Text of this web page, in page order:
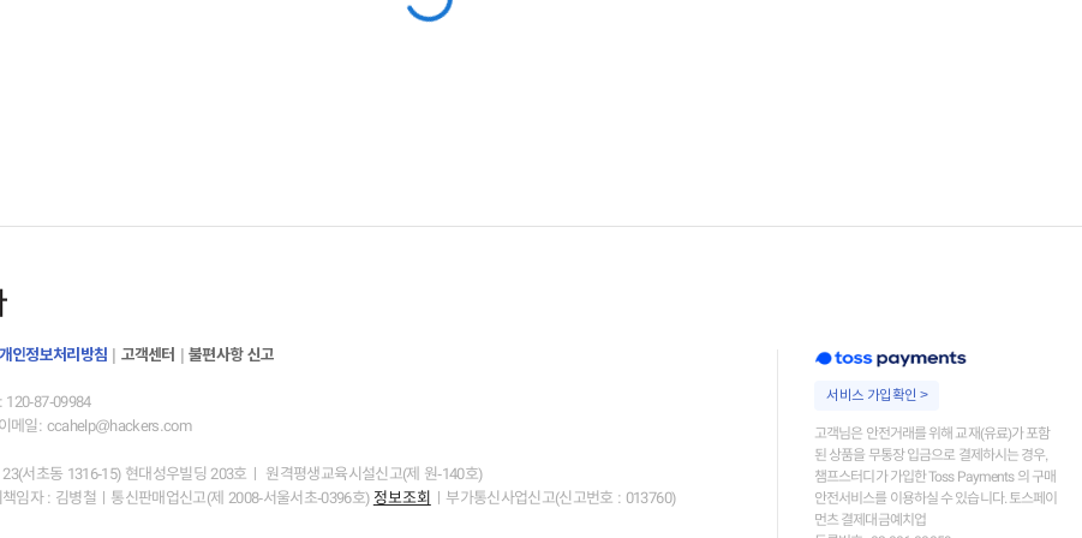
개인정보처리방침 고객센터 불편사항 신고
120-87-09984
메일: ccahelp@hackers.com
서초동 1316-15) 현대성우빌딩 203호ㅣ 원격평생교육시설신고(제 원-140호)
임자 : 김병철ㅣ통신판매업신고(제 2008-서울서초-0396호) 정보조회 ㅣ부가통신사업신고(신고번호 : 013760)
서비스 가입확인 >
고객님은 안전거래를 위해 교재(유료)가 포함
된 상품을 무통장 입금으로 결제하시는 경우,
챔프스터디가 가입한 Toss Payments 의 구매
안전서비스를 이용하실 수 있습니다. 토스페이
먼츠 결제대금예치업